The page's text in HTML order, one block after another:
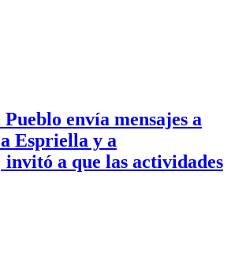
envía mensajes a
Espriella y a
invitó a que las actividades